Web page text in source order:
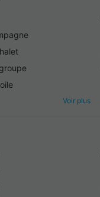
Voir plus